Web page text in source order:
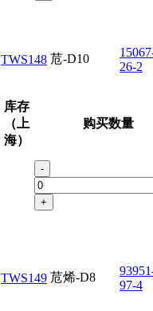
TWS148 苊-D10
26-2
库存
（上
海）
购买数量
-
+
TWS149 苊烯-D8
97-4